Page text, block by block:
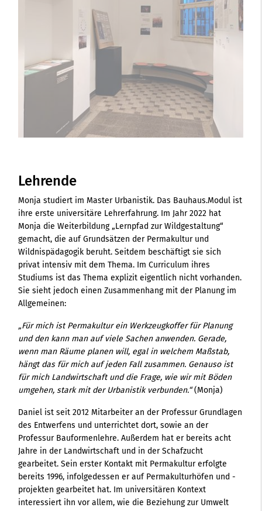
Lehrende
Monja studiert im Master Urbanistik. Das Bauhaus.Modul ist
ihre erste universitäre Lehrerfahrung. Im Jahr 2022 hat
Monja die Weiterbildung „Lernpfad zur Wildgestaltung“
gemacht, die auf Grundsätzen der Permakultur und
Wildnispädagogik beruht. Seitdem beschäftigt sie sich
privat intensiv mit dem Thema. Im Curriculum ihres
Studiums ist das Thema explizit eigentlich nicht vorhanden.
Sie sieht jedoch einen Zusammenhang mit der Planung im
Allgemeinen:
„Für mich ist Permakultur ein Werkzeugkoffer für Planung
und den kann man auf viele Sachen anwenden. Gerade,
wenn man Räume planen will, egal in welchem Maßstab,
hängt das für mich auf jeden Fall zusammen. Genauso ist
für mich Landwirtschaft und die Frage, wie wir mit Böden
umgehen, stark mit der Urbanistik verbunden.“(Monja)
Daniel ist seit 2012 Mitarbeiter an der Professur Grundlagen
des Entwerfens und unterrichtet dort, sowie an der
Professur Bauformenlehre. Außerdem hat er bereits acht
Jahre in der Landwirtschaft und in der Schafzucht
gearbeitet. Sein erster Kontakt mit Permakultur erfolgte
bereits 1996, infolgedessen er auf Permakulturhöfen und -
projekten gearbeitet hat. Im universitären Kontext
interessiert ihn vor allem, wie die Beziehung zur Umwelt